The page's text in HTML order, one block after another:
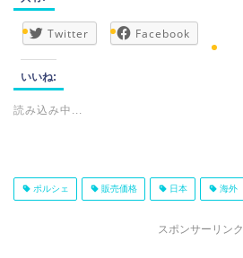
Twitter Facebook
いいね:
読み込み中...
ポルシェ 販売価格 日本 海外
スポンサーリンク